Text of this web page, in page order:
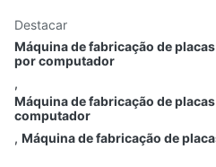
Destacar
Máquina de fabricação de
por computador
,
Máquina de fabricação de
computador
, Máquina de fabricação de